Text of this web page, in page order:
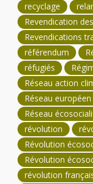
recyclage
Revendication
Revendications
référendum
réfugiés
Réseau action
Réseau
Réseau
révolution
Révolution
Révolution
révolution